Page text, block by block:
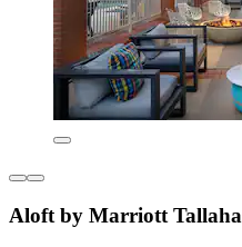
Aloft by Marriott